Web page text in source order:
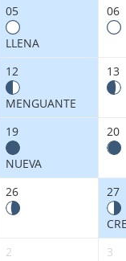
05
LLENA
06
12
MENGUANTE
13
19
NUEVA
20
26 27
2 3